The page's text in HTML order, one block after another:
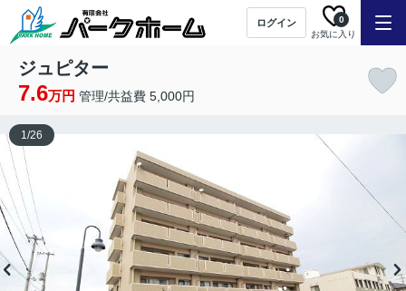
ログイン
お気に入り
0
ジュピター
7.6万円 管理/共益費 5,000円
1/26